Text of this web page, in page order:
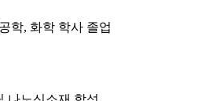
학, 화학 학사 졸업